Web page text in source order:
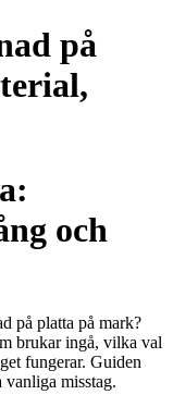
på
och
på platta på mark?
brukar ingå, vilka val
fungerar. Guiden
misstag.